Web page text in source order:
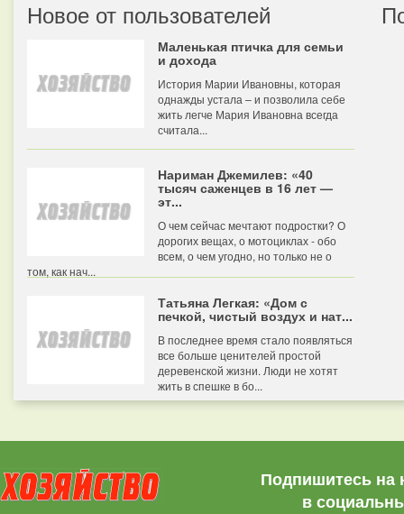
Новое от пользователей
Маленькая птичка для семьи
и дохода
История Марии Ивановны, которая
однажды устала – и позволила себе
жить легче Мария Ивановна всегда
считала...
Нариман Джемилев: «40
тысяч саженцев в 16 лет —
эт...
О чем сейчас мечтают подростки? О
дорогих вещах, о мотоциклах - обо
всем, о чем угодно, но только не о
том, как нач...
Татьяна Легкая: «Дом с
печкой, чистый воздух и нат...
В последнее время стало появляться
все больше ценителей простой
деревенской жизни. Люди не хотят
жить в спешке в бо...
Подпишитесь на
в